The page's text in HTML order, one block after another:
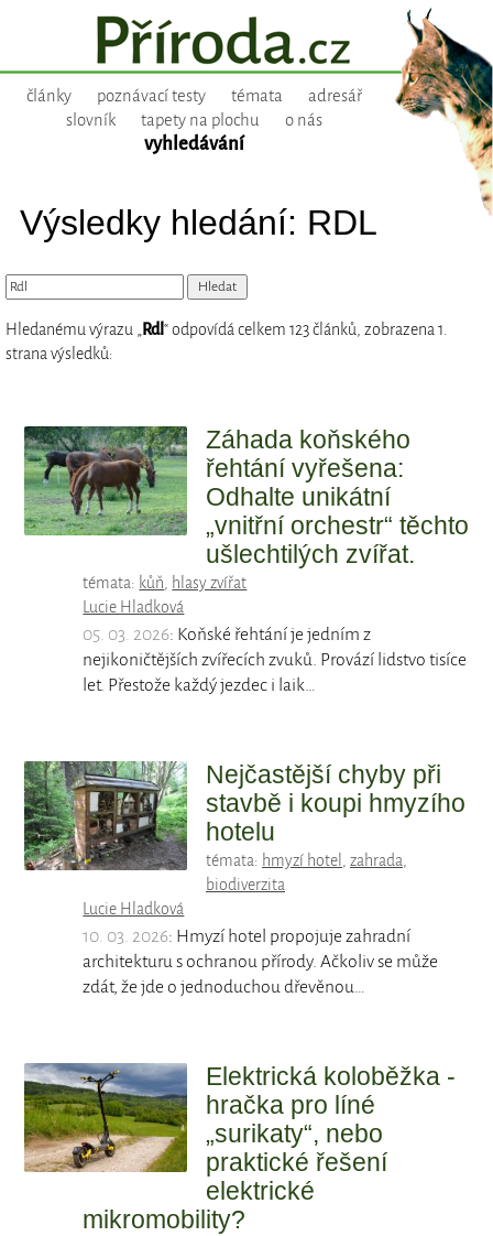
články poznávací testy témata
adresář
slovník
tapety na plochu o nás
vyhledávání
Výsledky hledání: RDL
Hledanému výrazu „Rdl“ odpovídá celkem 123 článků, zobrazena 1.
strana výsledků:
Záhada koňského
řehtání vyřešena:
Odhalte unikátní
„vnitřní orchestr“ těchto
ušlechtilých zvířat.
témata: kůň, hlasy zvířat
Lucie Hladková
05. 03. 2026: Koňské řehtání je jedním z
nejikoničtějších zvířecích zvuků. Provází lidstvo tisíce
let. Přestože každý jezdec i laik…
Nejčastější chyby při
stavbě i koupi hmyzího
hotelu
témata: hmyzí hotel , zahrada,
biodiverzita
Lucie Hladková
10. 03. 2026: Hmyzí hotel propojuje zahradní
architekturu s ochranou přírody. Ačkoliv se může
zdát, že jde o jednoduchou dřevěnou…
Elektrická koloběžka -
hračka pro líné
„surikaty“, nebo
praktické řešení
elektrické
mikromobility?